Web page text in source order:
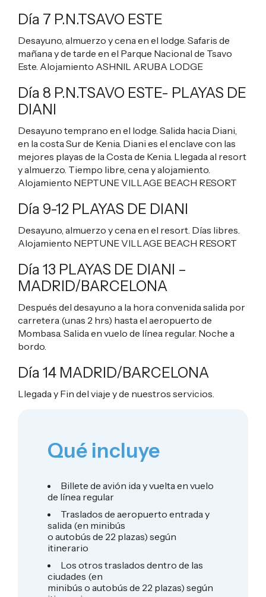
Día 7 P.N.TSAVO ESTE
Desayuno, almuerzo y cena en el lodge. Safaris de
mañana y de tarde en el Parque Nacional de Tsavo
Este. Alojamiento ASHNIL ARUBA LODGE
Día 8 P.N.TSAVO ESTE- PLAYAS DE
DIANI
Desayuno temprano en el lodge. Salida hacia Diani,
en la costa Sur de Kenia. Diani es el enclave con las
mejores playas de la Costa de Kenia. Llegada al resort
y almuerzo. Tiempo libre, cena y alojamiento.
Alojamiento NEPTUNE VILLAGE BEACH RESORT
Día 9-12 PLAYAS DE DIANI
Desayuno, almuerzo y cena en el resort. Días libres.
Alojamiento NEPTUNE VILLAGE BEACH RESORT
Día 13 PLAYAS DE DIANI –
MADRID/BARCELONA
Después del desayuno a la hora convenida salida por
carretera (unas 2 hrs) hasta el aeropuerto de
Mombasa. Salida en vuelo de línea regular. Noche a
bordo.
Día 14 MADRID/BARCELONA
Llegada y Fin del viaje y de nuestros servicios.
Qué incluye
Billete de avión ida y vuelta en vuelo
de línea regular
Traslados de aeropuerto entrada y
salida (en minibús
o autobús de 22 plazas) según
itinerario
Los otros traslados dentro de las
ciudades (en
minibús o autobús de 22 plazas) según